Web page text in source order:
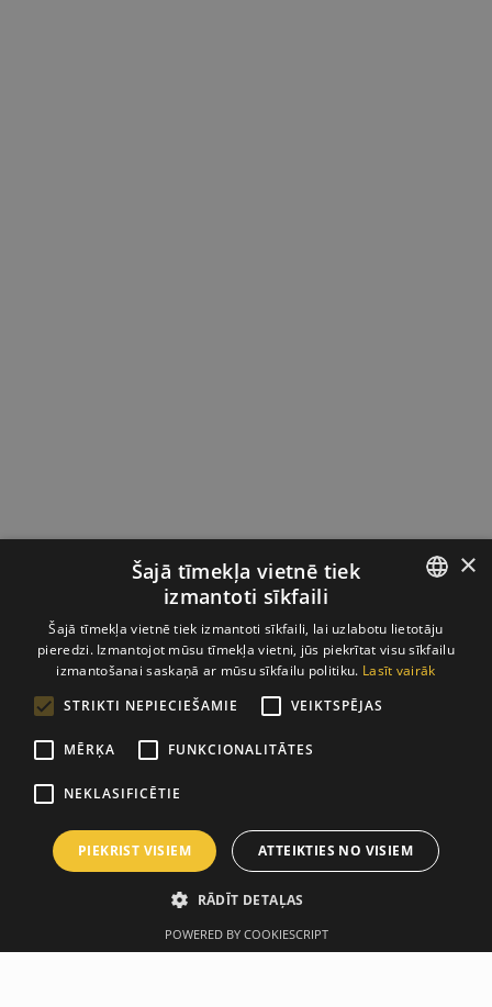
LATVIAN
×
Šajā tīmekļa vietnē tiek
izmantoti sīkfaili
Šajā tīmekļa vietnē tiek izmantoti sīkfaili, lai uzlabotu lietotāju
pieredzi. Izmantojot mūsu tīmekļa vietni, jūs piekrītat visu sīkfailu
izmantošanai saskaņā ar mūsu sīkfailu politiku. Lasīt vairāk
STRIKTI NEPIECIEŠAMIE
VEIKTSPĒJAS
MĒRĶA FUNKCIONALITĀTES
NEKLASIFICĒTIE
PIEKRIST VISIEM ATTEIKTIES NO VISIEM
RĀDĪT DETAĻAS
POWERED BY COOKIESCRIPT